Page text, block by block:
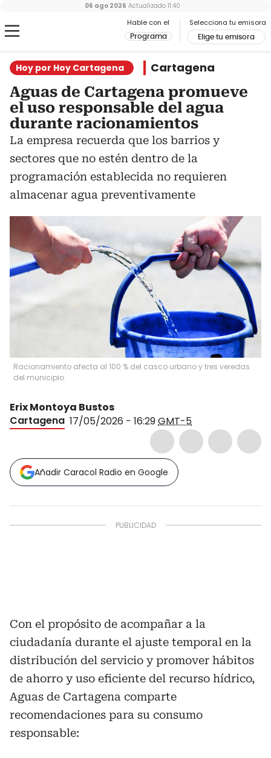
Hable con el
Programa
Selecciona tu emisora
Elige tu emisora
06 ago 2026 Actualizado 11:40
Hoy por Hoy Cartagena Cartagena
Aguas de Cartagena promueve
el uso responsable del agua
durante racionamientos
La empresa recuerda que los barrios y
sectores que no estén dentro de la
programación establecida no requieren
almacenar agua preventivamente
Racionamiento afecta al 100 % del casco urbano y tres veredas
del municipio
Erix Montoya Bustos
Cartagena 17/05/2026 - 16:29GMT-5
Añadir Caracol Radio en Google
Con el propósito de acompañar a la
ciudadanía durante el ajuste temporal en la
distribución del servicio y promover hábitos
de ahorro y uso eficiente del recurso hídrico,
Aguas de Cartagena comparte
recomendaciones para su consumo
responsable: